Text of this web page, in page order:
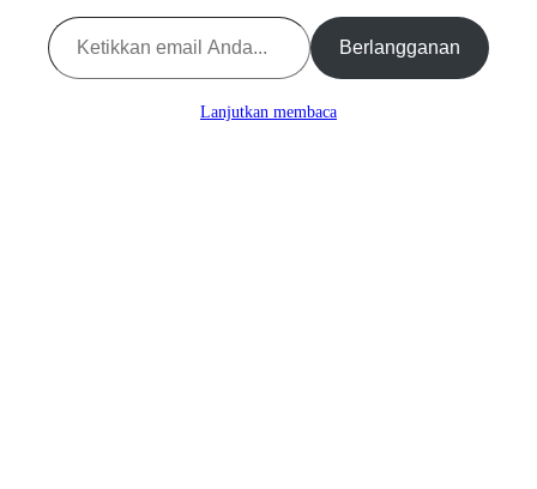
Ketikkan email Anda...
Berlangganan
Lanjutkan membaca